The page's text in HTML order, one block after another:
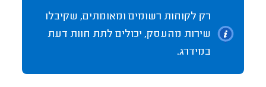
רק לקוחות רשומים ומאומתים, שקיבלו
שירות מהעסק, יכולים לתת חוות דעת
במידרג.